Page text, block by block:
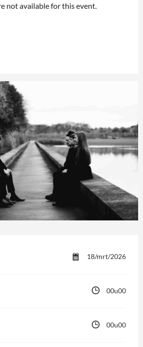
not available for this event.
18/mrt/2026
00u00
00u00